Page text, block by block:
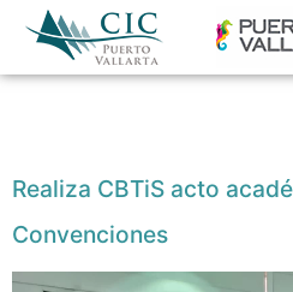
Realiza CBTiS acto
Convenciones